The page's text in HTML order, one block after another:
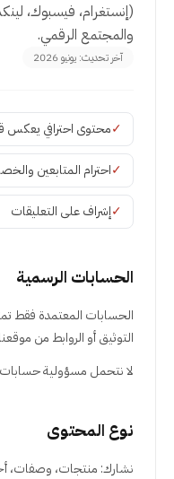
(إنستغرام، فيسبوك،
والمجتمع الرقمي.
آخر تحديث: يونيو 2026
✓محتوى احترافي يعكس
✓احترام المتابعين
✓إشراف على التعليقات
الحسابات الرسمية
الحسابات المعتمدة فقط
التوثيق أو الروابط من
لا نتحمل مسؤولية حسابات
نوع المحتوى
نشارك: منتجات، وصفات،